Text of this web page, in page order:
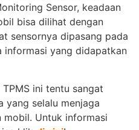
Sensor, keadaan
bisa dilihat dengan
sensornya dipasang pada
informasi yang didapatkan
ini tentu sangat
yang selalu menjaga
mobil. Untuk informasi